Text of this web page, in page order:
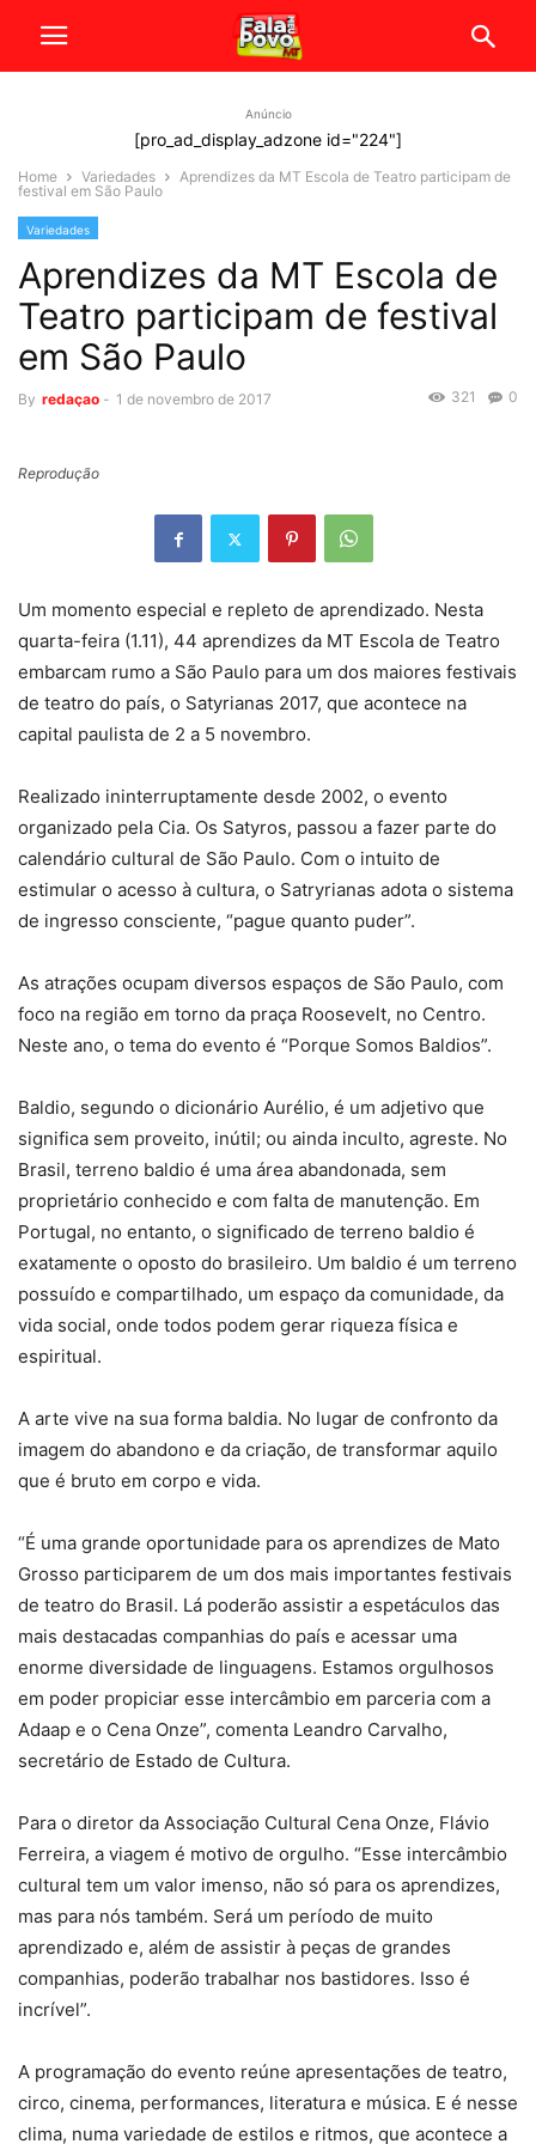
Anúncio
[pro_ad_display_adzone id="224"]
Home Variedades
Aprendizes da MT Escola de Teatro participam de
festival em São Paulo
Variedades
Aprendizes da MT Escola de
Teatro participam de festival
em São Paulo
By redaçao - 1 de novembro de 2017 0
321
Reprodução
Um momento especial e repleto de aprendizado. Nesta
quarta-feira (1.11), 44 aprendizes da MT Escola de Teatro
embarcam rumo a São Paulo para um dos maiores festivais
de teatro do país, o Satyrianas 2017, que acontece na
capital paulista de 2 a 5 novembro.
Realizado ininterruptamente desde 2002, o evento
organizado pela Cia. Os Satyros, passou a fazer parte do
calendário cultural de São Paulo. Com o intuito de
estimular o acesso à cultura, o Satryrianas adota o sistema
de ingresso consciente, “pague quanto puder”.
As atrações ocupam diversos espaços de São Paulo, com
foco na região em torno da praça Roosevelt, no Centro.
Neste ano, o tema do evento é “Porque Somos Baldios”.
Baldio, segundo o dicionário Aurélio, é um adjetivo que
significa sem proveito, inútil; ou ainda inculto, agreste. No
Brasil, terreno baldio é uma área abandonada, sem
proprietário conhecido e com falta de manutenção. Em
Portugal, no entanto, o significado de terreno baldio é
exatamente o oposto do brasileiro. Um baldio é um terreno
possuído e compartilhado, um espaço da comunidade, da
vida social, onde todos podem gerar riqueza física e
espiritual.
A arte vive na sua forma baldia. No lugar de confronto da
imagem do abandono e da criação, de transformar aquilo
que é bruto em corpo e vida.
“É uma grande oportunidade para os aprendizes de Mato
Grosso participarem de um dos mais importantes festivais
de teatro do Brasil. Lá poderão assistir a espetáculos das
mais destacadas companhias do país e acessar uma
enorme diversidade de linguagens. Estamos orgulhosos
em poder propiciar esse intercâmbio em parceria com a
Adaap e o Cena Onze”, comenta Leandro Carvalho,
secretário de Estado de Cultura.
Para o diretor da Associação Cultural Cena Onze, Flávio
Ferreira, a viagem é motivo de orgulho. “Esse intercâmbio
cultural tem um valor imenso, não só para os aprendizes,
mas para nós também. Será um período de muito
aprendizado e, além de assistir à peças de grandes
companhias, poderão trabalhar nos bastidores. Isso é
incrível”.
A programação do evento reúne apresentações de teatro,
circo, cinema, performances, literatura e música. E é nesse
clima, numa variedade de estilos e ritmos, que acontece a